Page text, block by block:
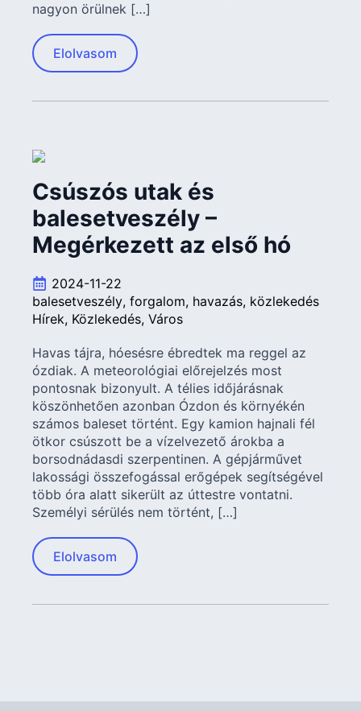
nagyon örülnek […]
Elolvasom
Csúszós utak és
balesetveszély –
Megérkezett az első hó
2024-11-22
balesetveszély forgalom havazás közlekedés
Hírek Közlekedés Város
Havas tájra, hóesésre ébredtek ma reggel az
ózdiak. A meteorológiai előrejelzés most
pontosnak bizonyult. A télies időjárásnak
köszönhetően azonban Ózdon és környékén
számos baleset történt. Egy kamion hajnali fél
ötkor csúszott be a vízelvezető árokba a
borsodnádasdi szerpentinen. A gépjárművet
lakossági összefogással erőgépek segítségével
több óra alatt sikerült az úttestre vontatni.
Személyi sérülés nem történt, […]
Elolvasom